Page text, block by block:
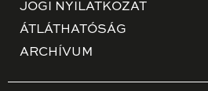
JOGI NYILATKOZAT
ÁTLÁTHATÓSÁG
ARCHÍVUM